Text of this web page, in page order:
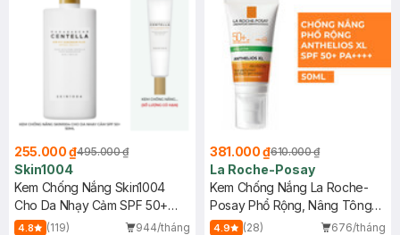
255.000 ₫495.000 ₫
Skin1004
Kem Chống Nắng Skin1004
Cho Da Nhạy Cảm SPF 50+
50ml
4.8 (119)
944/tháng
381.000 ₫610.000 ₫
La Roche-Posay
Kem Chống Nắng La Roche-
Posay Phổ Rộng, Nâng Tông
Kiềm Dầu 50ml
4.9 (28)
676/tháng